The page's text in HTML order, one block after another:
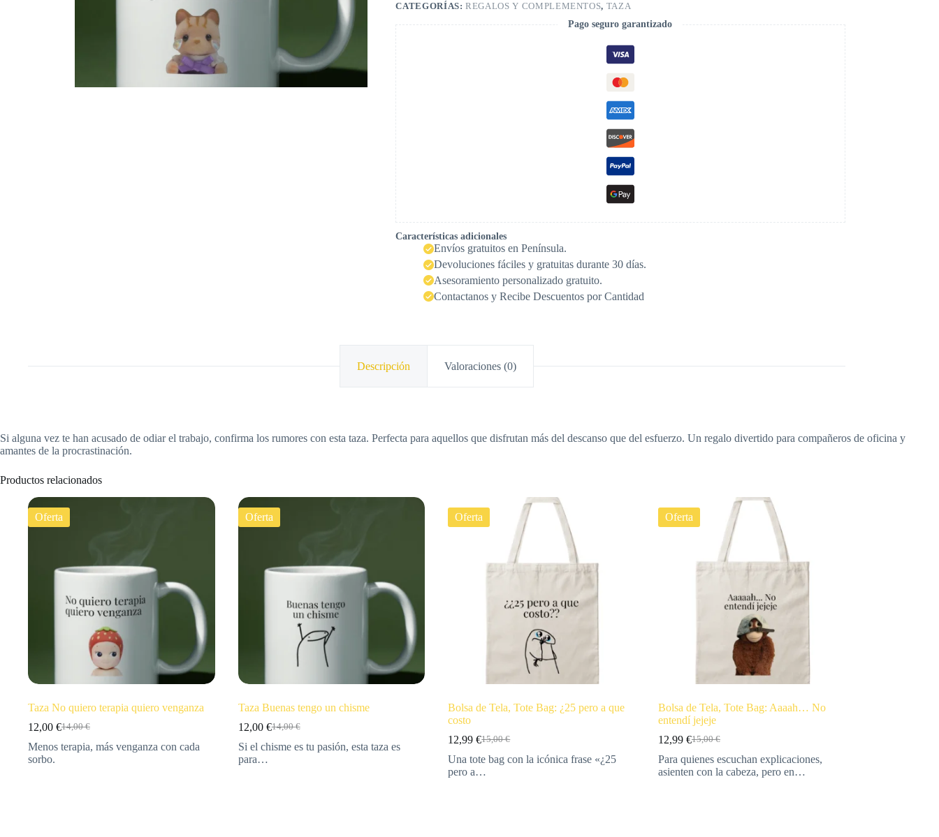
CATEGORÍAS:REGALOS Y COMPLEMENTOS, TAZA
Pago seguro garantizado
Características adicionales
Envíos gratuitos en Península.
Devoluciones fáciles y gratuitas durante 30 días.
Asesoramiento personalizado gratuito.
Contactanos y Recibe Descuentos por Cantidad
Descripción Valoraciones (0)
Si alguna vez te han acusado de odiar el trabajo, confirma los rumores con esta taza. Perfecta para aquellos que disfrutan más del descanso que del esfuerzo. Un regalo divertido para compañeros de oficina y
amantes de la procrastinación.
Productos relacionados
Oferta
Taza No quiero terapia quiero venganza
14,00€
12,00 €
Menos terapia, más venganza con cada
sorbo.
Oferta
Taza Buenas tengo un chisme
14,00€
12,00 €
Si el chisme es tu pasión, esta taza es
para…
Oferta
Bolsa de Tela, Tote Bag: ¿25 pero a que
costo
15,00€
12,99€
Una tote bag con la icónica frase «¿25
pero a…
Oferta
Bolsa de Tela, Tote Bag: Aaaah… No
entendí jejeje
15,00€
12,99 €
Para quienes escuchan explicaciones,
asienten con la cabeza, pero en…